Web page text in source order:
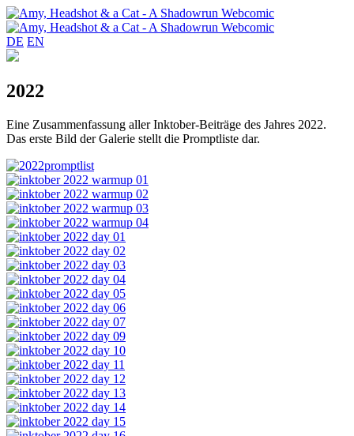
DE EN
2022
Eine Zusammenfassung aller Inktober-Beiträge des Jahres 2022.
Das erste Bild der Galerie stellt die Promptliste dar.